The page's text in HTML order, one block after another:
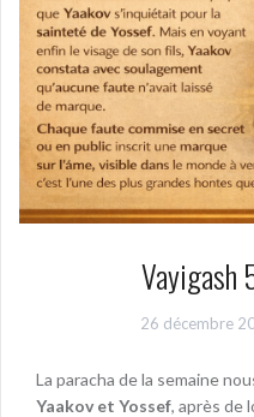
Vayigash
26 décembre
La paracha de la semaine
Yaakov et Yossef, après de